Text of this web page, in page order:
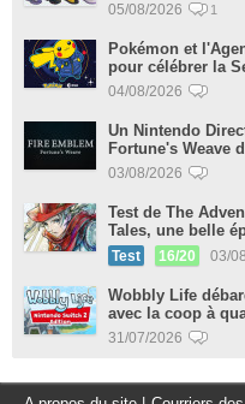
05/08/2026 1
Pokémon et
pour célébrer la
04/08/2026
Un Nintendo
Fortune's Weave
03/08/2026
Test de The
Tales, une belle
Test 16/20 03/
Wobbly Life
avec la coop à
31/07/2026